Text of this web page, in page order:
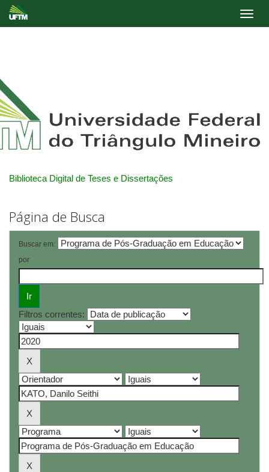
Biblioteca Digital de Teses e Dissertações
Página de Busca
Buscar em:
por
Filtros correntes: